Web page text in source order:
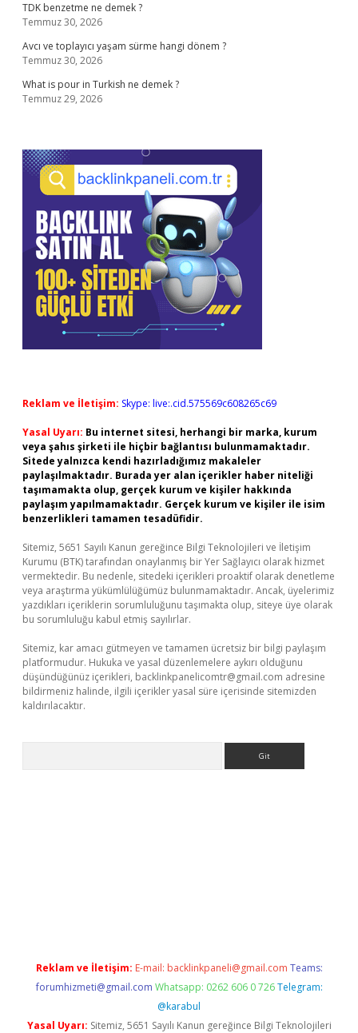
TDK benzetme ne demek ?
Temmuz 30, 2026
Avcı ve toplayıcı yaşam sürme hangi dönem ?
Temmuz 30, 2026
What is pour in Turkish ne demek ?
Temmuz 29, 2026
Reklam ve İletişim: Skype: live:.cid.575569c608265c69
Yasal Uyarı: Bu internet sitesi, herhangi bir marka, kurum
veya şahıs şirketi ile hiçbir bağlantısı bulunmamaktadır.
Sitede yalnızca kendi hazırladığımız makaleler
paylaşılmaktadır. Burada yer alan içerikler haber niteliği
taşımamakta olup, gerçek kurum ve kişiler hakkında
paylaşım yapılmamaktadır. Gerçek kurum ve kişiler ile isim
benzerlikleri tamamen tesadüfidir.
Sitemiz, 5651 Sayılı Kanun gereğince Bilgi Teknolojileri ve İletişim
Kurumu (BTK) tarafından onaylanmış bir Yer Sağlayıcı olarak hizmet
vermektedir. Bu nedenle, sitedeki içerikleri proaktif olarak denetleme
veya araştırma yükümlülüğümüz bulunmamaktadır. Ancak, üyelerimiz
yazdıkları içeriklerin sorumluluğunu taşımakta olup, siteye üye olarak
bu sorumluluğu kabul etmiş sayılırlar.
Sitemiz, kar amacı gütmeyen ve tamamen ücretsiz bir bilgi paylaşım
platformudur. Hukuka ve yasal düzenlemelere aykırı olduğunu
düşündüğünüz içerikleri, backlinkpanelicomtr@gmail.com adresine
bildirmeniz halinde, ilgili içerikler yasal süre içerisinde sitemizden
kaldırılacaktır.
Reklam ve İletişim: E-mail: backlinkpaneli@gmail.com Teams:
forumhizmeti@gmail.com Whatsapp: 0262 606 0 726 Telegram:
@karabul
Yasal Uyarı: Sitemiz, 5651 Sayılı Kanun gereğince Bilgi Teknolojileri